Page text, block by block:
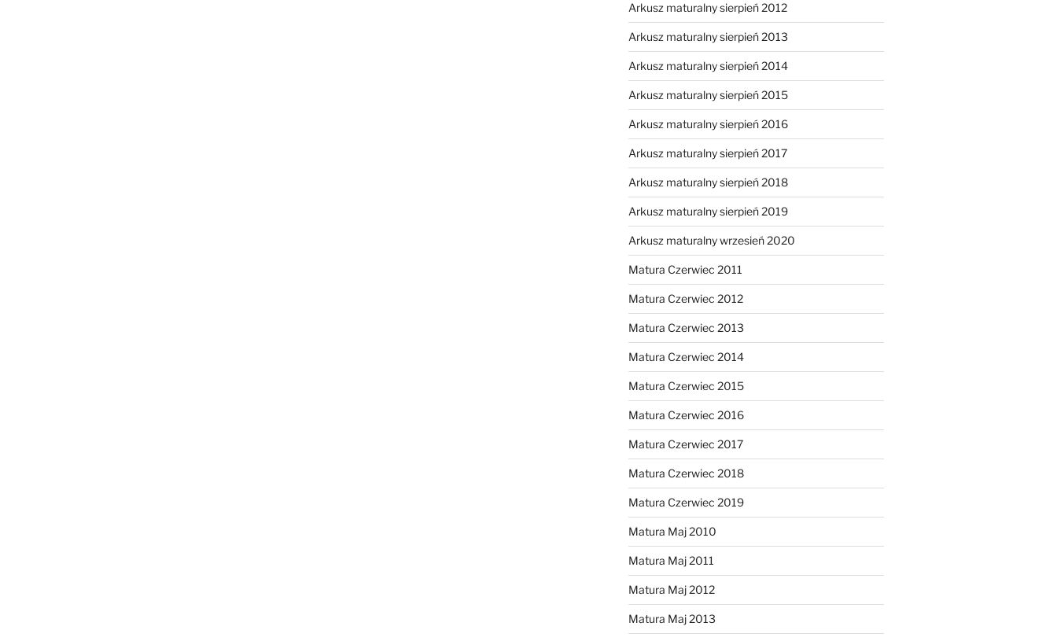
Arkusz maturalny sierpień 2012
Arkusz maturalny sierpień 2013
Arkusz maturalny sierpień 2014
Arkusz maturalny sierpień 2015
Arkusz maturalny sierpień 2016
Arkusz maturalny sierpień 2017
Arkusz maturalny sierpień 2018
Arkusz maturalny sierpień 2019
Arkusz maturalny wrzesień 2020
Matura Czerwiec 2011
Matura Czerwiec 2012
Matura Czerwiec 2013
Matura Czerwiec 2014
Matura Czerwiec 2015
Matura Czerwiec 2016
Matura Czerwiec 2017
Matura Czerwiec 2018
Matura Czerwiec 2019
Matura Maj 2010
Matura Maj 2011
Matura Maj 2012
Matura Maj 2013